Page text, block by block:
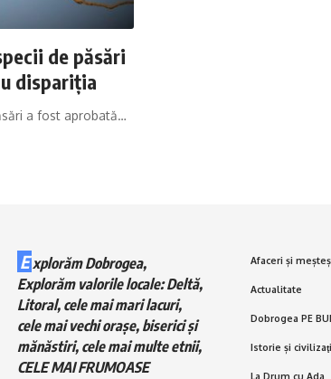
de păsări
dispariția
a fost aprobată…
E xplorăm Dobrogea,
Explorăm valorile locale: Deltă,
Litoral, cele mai mari lacuri,
cele mai vechi orașe, biserici și
mănăstiri, cele mai multe etnii,
CELE MAI FRUMOASE
Afaceri și
Actualitate
Dobrogea PE
Istorie și
La Drum cu Ada